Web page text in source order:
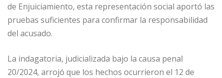
de Enjuiciamiento, esta representación social aportó las
pruebas suficientes para confirmar la responsabilidad
del acusado.
La indagatoria, judicializada bajo la causa penal
20/2024, arrojó que los hechos ocurrieron el 12 de